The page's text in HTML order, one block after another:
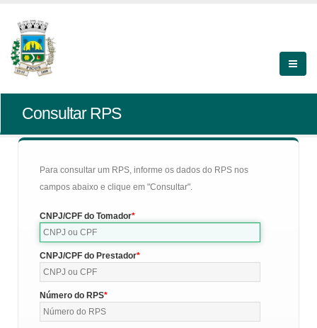
Consultar RPS
Para consultar um RPS, informe os dados do RPS nos
campos abaixo e clique em "Consultar".
CNPJ/CPF do Tomador
CNPJ/CPF do Prestador
Número do RPS